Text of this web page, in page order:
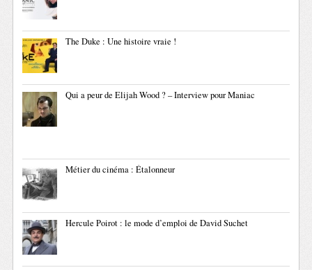
The Duke : Une histoire vraie !
Qui a peur de Elijah Wood ? – Interview pour Maniac
Métier du cinéma : Étalonneur
Hercule Poirot : le mode d’emploi de David Suchet